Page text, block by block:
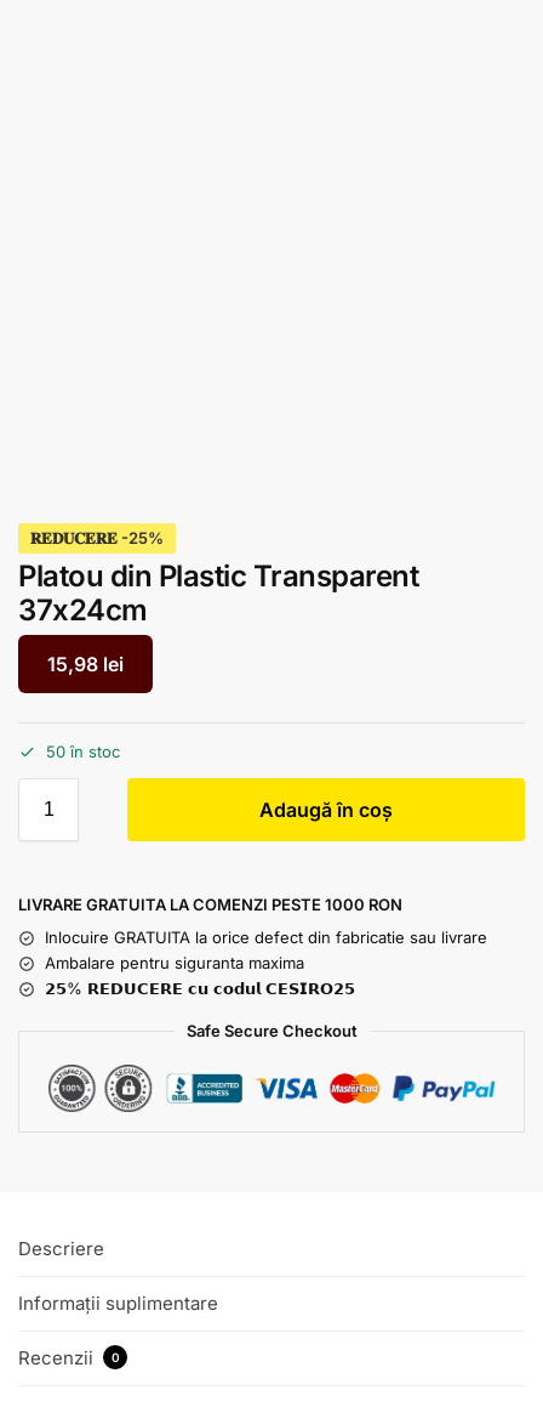
𝐑𝐄𝐃𝐔𝐂𝐄𝐑𝐄
Platou din Plastic Transparent
37x24cm
15,98 lei
50 în stoc
Adaugă în coș
LIVRARE GRATUITA LA COMENZI PESTE 1000 RON
Inlocuire GRATUITA la orice defect din fabricatie sau livrare
Ambalare pentru siguranta maxima
𝟮𝟱% 𝗥𝗘𝗗𝗨𝗖𝗘𝗥𝗘 𝗰𝘂 𝗰𝗼𝗱𝘂𝗹 𝗖𝗘𝗦𝗜𝗥𝗢𝟮𝟱
Safe Secure Checkout
Descriere
Informații suplimentare
Recenzii 0